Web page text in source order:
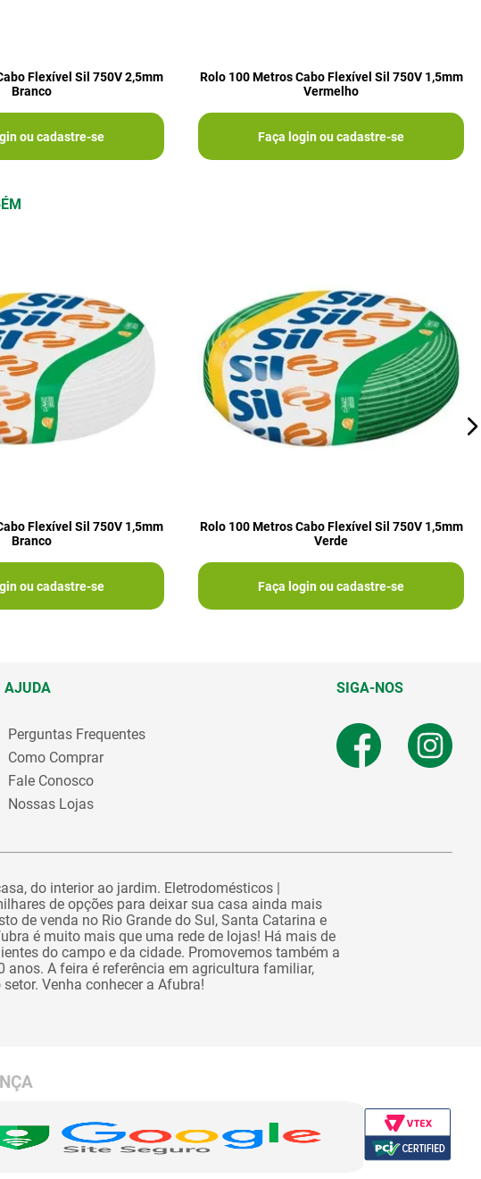
Flexível Sil 750V 2,5mm
Branco
ou cadastre-se
Rolo 100 Metros Cabo Flexível Sil 750V 1,5mm
Vermelho
Faça login ou cadastre-se
Flexível Sil 750V 1,5mm
Branco
ou cadastre-se
Rolo 100 Metros Cabo Flexível Sil 750V 1,5mm
Verde
Faça login ou cadastre-se
AJUDA
Perguntas Frequentes
Como Comprar
Fale Conosco
Nossas Lojas
SIGA-NOS
do interior ao jardim. Eletrodomésticos |
de opções para deixar sua casa ainda mais
de venda no Rio Grande do Sul, Santa Catarina e
é muito mais que uma rede de lojas! Há mais de
do campo e da cidade. Promovemos também a
anos. A feira é referência em agricultura familiar,
Venha conhecer a Afubra!